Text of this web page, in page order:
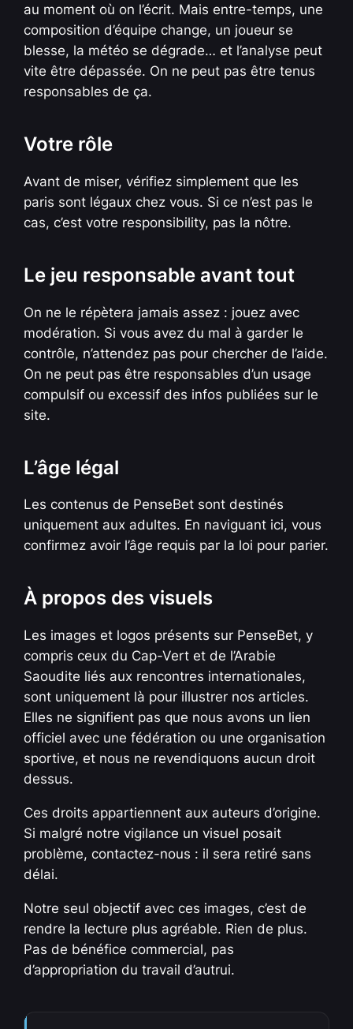
au moment où on l’écrit. Mais entre-temps, une
composition d’équipe change, un joueur se
blesse, la météo se dégrade… et l’analyse peut
vite être dépassée. On ne peut pas être tenus
responsables de ça.
Votre rôle
Avant de miser, vérifiez simplement que les
paris sont légaux chez vous. Si ce n’est pas le
cas, c’est votre responsibility, pas la nôtre.
Le jeu responsable avant tout
On ne le répètera jamais assez : jouez avec
modération. Si vous avez du mal à garder le
contrôle, n’attendez pas pour chercher de l’aide.
On ne peut pas être responsables d’un usage
compulsif ou excessif des infos publiées sur le
site.
L’âge légal
Les contenus de PenseBet sont destinés
uniquement aux adultes. En naviguant ici, vous
confirmez avoir l’âge requis par la loi pour parier.
À propos des visuels
Les images et logos présents sur PenseBet, y
compris ceux du Cap-Vert et de l’Arabie
Saoudite liés aux rencontres internationales,
sont uniquement là pour illustrer nos articles.
Elles ne signifient pas que nous avons un lien
officiel avec une fédération ou une organisation
sportive, et nous ne revendiquons aucun droit
dessus.
Ces droits appartiennent aux auteurs d’origine.
Si malgré notre vigilance un visuel posait
problème, contactez-nous : il sera retiré sans
délai.
Notre seul objectif avec ces images, c’est de
rendre la lecture plus agréable. Rien de plus.
Pas de bénéfice commercial, pas
d’appropriation du travail d’autrui.